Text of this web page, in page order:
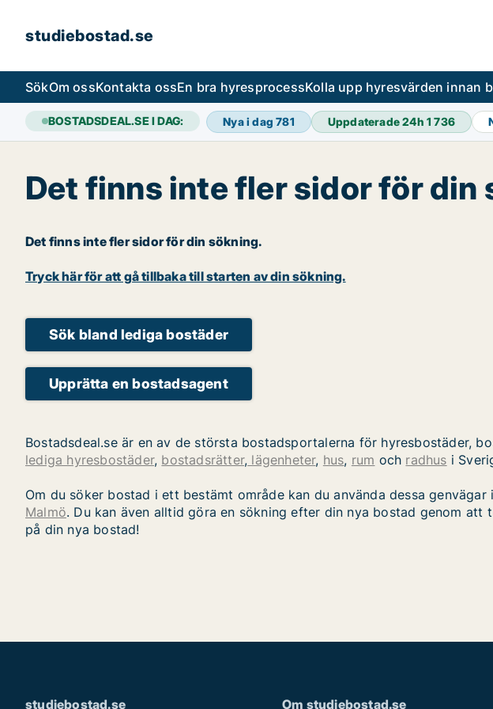
studiebostad.se
SökOm ossKontakta ossEn bra hyresprocessKolla upp hyresvärden innan
BOSTADSDEAL.SE I DAG: Nya i dag781 Uppdaterade 24h1 736
Det finns inte fler sidor för din
Det finns inte fler sidor för din sökning.
Tryck här för att gå tillbaka till starten av din sökning.
Sök bland lediga bostäder
Upprätta en bostadsagent
Bostadsdeal.se är en av de största bostadsportalerna för hyresbostäder,
lediga hyresbostäder, bostadsrätter, lägenheter, hus, rum och radhus i
Om du söker bostad i ett bestämt område kan du använda dessa genvägar
Malmö. Du kan även alltid göra en sökning efter din nya bostad genom
på din nya bostad!
studiebostad.se Om studiebostad.se